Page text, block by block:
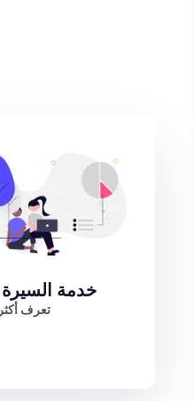
خدمة السيرة
تعرف أكثر